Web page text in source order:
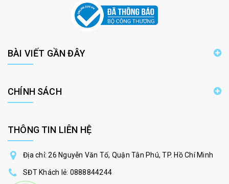
BÀI VIẾT GẦN ĐÂY
CHÍNH SÁCH
THÔNG TIN LIÊN HỆ
Địa chỉ: 26 Nguyễn Văn Tố, Quận Tân Phú, TP. Hồ Chí Minh
SĐT Khách lẻ: 0888844244